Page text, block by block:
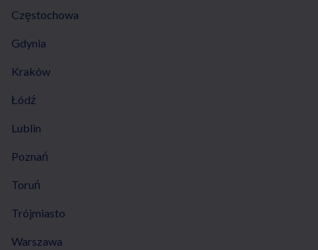
Częstochowa
Gdynia
Kraków
Łódź
Lublin
Poznań
Toruń
Trójmiasto
Warszawa